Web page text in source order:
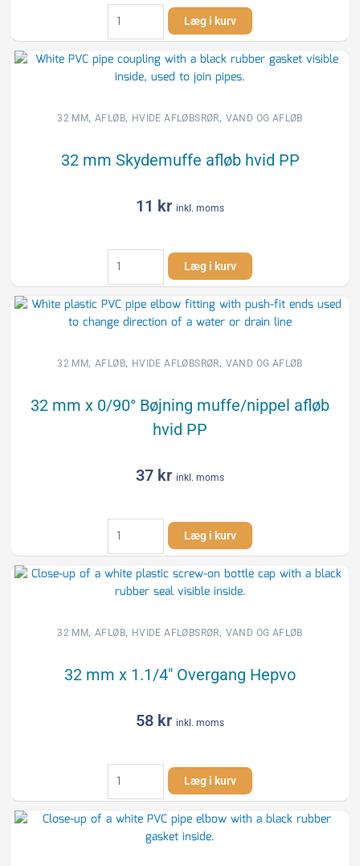
32
mm
Prop
afløb
hvid
Wavin
Læg i kurv
32 MM, AFLØB, HVIDE AFLØBSRØR, VAND OG AFLØB
32 mm Skydemuffe afløb hvid PP
11 kr inkl. moms
32
mm
Skydemuffe
afløb
hvid
antal
Læg i kurv
32 MM, AFLØB, HVIDE AFLØBSRØR, VAND OG AFLØB
32 mm x 0/90° Bøjning muffe/nippel afløb
hvid PP
37 kr inkl. moms
32
mm
x
0/90°
Bøjning
afløb
antal
Læg i kurv
32 MM, AFLØB, HVIDE AFLØBSRØR, VAND OG AFLØB
32 mm x 1.1/4″ Overgang Hepvo
58 kr inkl. moms
32
mm
x
1.1/4"
Overgang
Læg i kurv